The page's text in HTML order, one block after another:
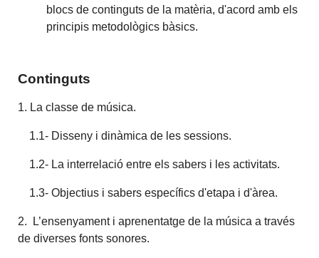
blocs de continguts de la matèria, d'acord amb els
principis metodològics bàsics.
Continguts
1. La classe de música.
1.1- Disseny i dinàmica de les sessions.
1.2- La interrelació entre els sabers i les activitats.
1.3- Objectius i sabers específics d'etapa i d'àrea.
2. L’ensenyament i aprenentatge de la música a través
de diverses fonts sonores.